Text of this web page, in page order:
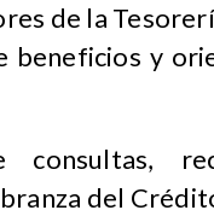
de la
beneficios y
del